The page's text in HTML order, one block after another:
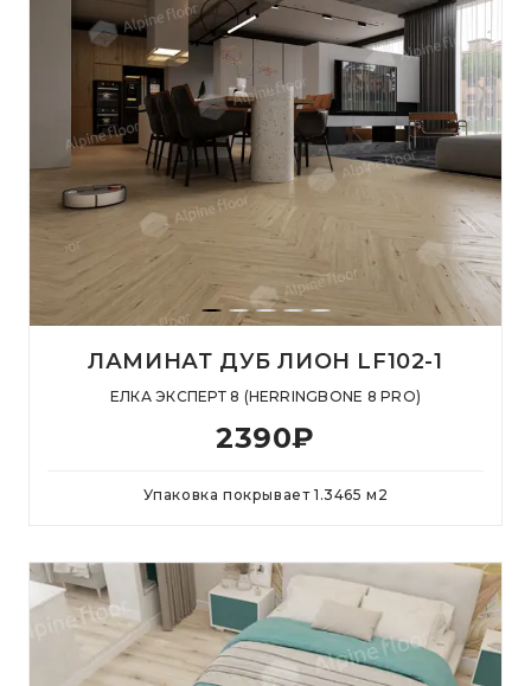
ЛАМИНАТ ДУБ ЛИОН LF102-1
ЕЛКА ЭКСПЕРТ 8 (HERRINGBONE 8 PRO)
2390₽
Упаковка покрывает 1.3465 м 2